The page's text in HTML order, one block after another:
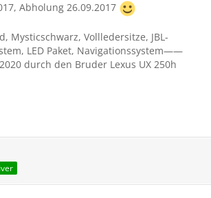
Abholung 26.09.2017
Mysticschwarz, Vollledersitze, JBL-
LED Paket, Navigationssystem——
durch den Bruder Lexus UX 250h